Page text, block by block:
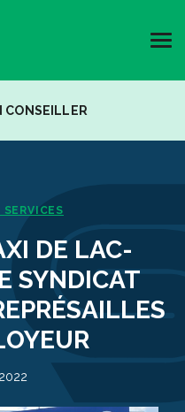
CONSEILLER
DE LAC-
SYNDICAT